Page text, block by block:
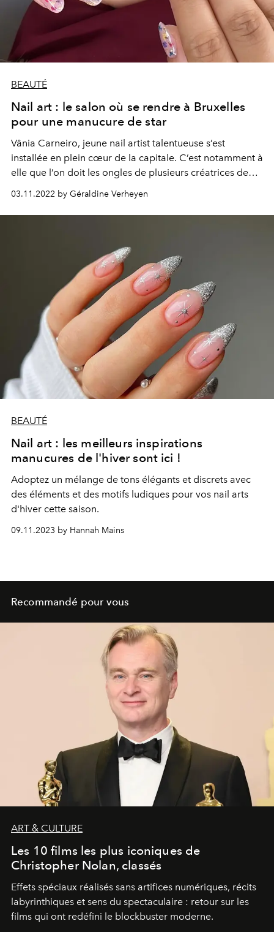
BEAUTÉ
Nail art : le salon où se rendre à Bruxelles
pour une manucure de star
Vânia Carneiro, jeune nail artist talentueuse s’est
installée en plein cœur de la capitale. C’est notamment à
elle que l’on doit les ongles de plusieurs créatrices de
mode belge, mais aussi l’ouverture de cette pratique aux
03.11.2022 by Géraldine Verheyen
BEAUTÉ
Nail art : les meilleurs inspirations
manucures de l'hiver sont ici !
Adoptez un mélange de tons élégants et discrets avec
des éléments et des motifs ludiques pour vos nail arts
d'hiver cette saison.
09.11.2023 by Hannah Mains
Recommandé pour vous
ART & CULTURE
Les 10 films les plus iconiques de
Christopher Nolan, classés
Effets spéciaux réalisés sans artifices numériques, récits
labyrinthiques et sens du spectaculaire : retour sur les
films qui ont redéfini le blockbuster moderne.